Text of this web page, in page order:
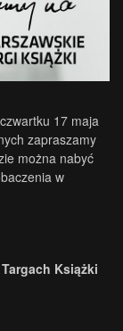
17 maja
zapraszamy
można nabyć
w
Książki